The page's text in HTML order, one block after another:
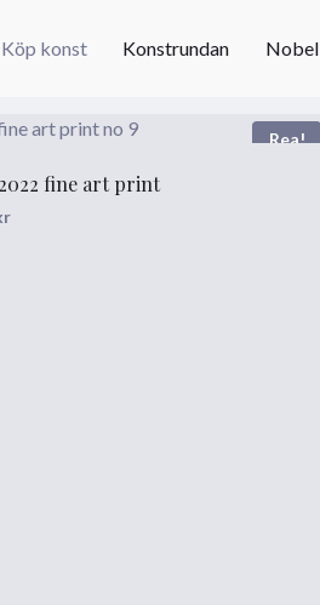
Köp konst Konstrundan Nobel
Rea!
fine art print
Det